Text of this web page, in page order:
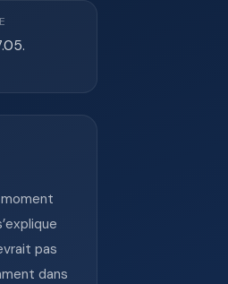
pas
dans